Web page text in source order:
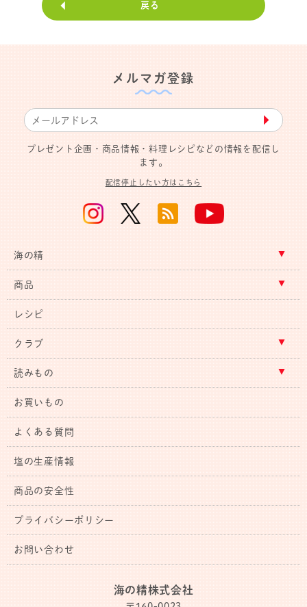
戻る
メルマガ登録
▶︎
プレゼント企画・商品情報・料理レシピなどの情報を配信し
ます。
配信停止したい方はこちら
海の精
商品
レシピ
クラブ
読みもの
お買いもの
よくある質問
塩の生産情報
商品の安全性
プライバシーポリシー
お問い合わせ
海の精株式会社